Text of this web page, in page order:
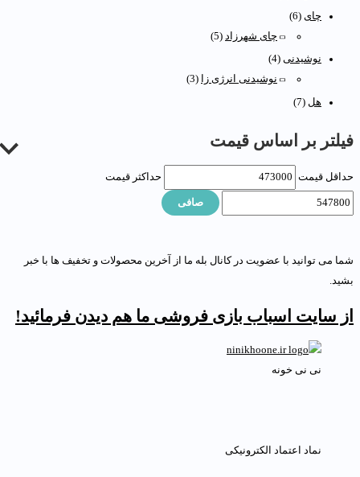
چای (6)
چای شهرزاد
نوشیدنی (4)
نوشیدنی انرژی زا (3)
هل (7)
بر اساس قیمت
قیمت حداكثر قيمت
صافی
می توانید با عضویت در کانال بله ما از آخرین محصولات و تخفیف ها با خبر
سایت اسباب بازی فروشی ما هم دیدن فرمائید!
نی نی خونه
نماد اعتماد الکترونیکی